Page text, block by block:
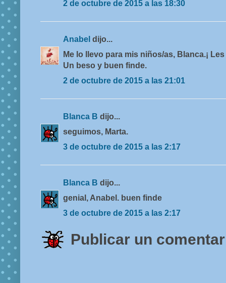
2 de octubre de 2015 a las 18:30
Anabel dijo...
Me lo llevo para mis niños/as, Blanca.¡
Un beso y buen finde.
2 de octubre de 2015 a las 21:01
Blanca B dijo...
seguimos, Marta.
3 de octubre de 2015 a las 2:17
Blanca B dijo...
genial, Anabel. buen finde
3 de octubre de 2015 a las 2:17
Publicar un